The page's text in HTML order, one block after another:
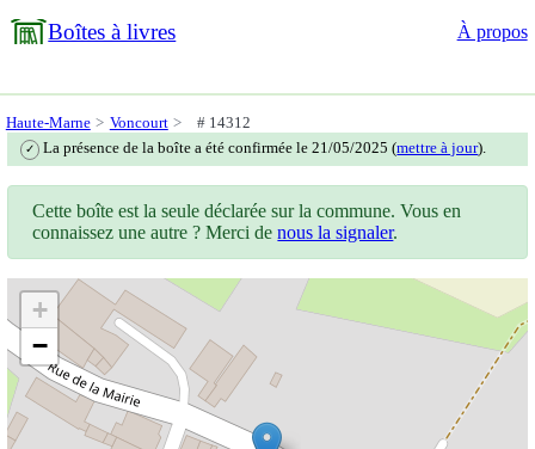
Boîtes à livres À propos
Haute-Marne Voncourt # 14312
✓ La présence de la boîte a été confirmée le 21/05/2025 (mettre à jour).
Cette boîte est la seule déclarée sur la commune. Vous en
connaissez une autre ? Merci denous la signaler.
+
−